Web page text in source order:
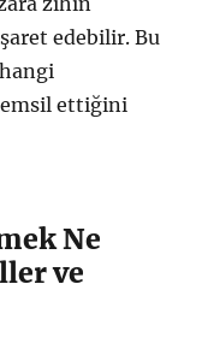
edebilir. Bu
ettiğini
Ne
ve